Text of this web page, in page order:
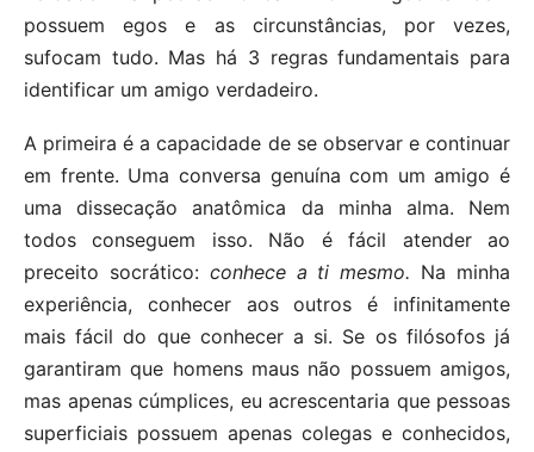
possuem egos e as circunstâncias, por vezes,
sufocam tudo. Mas há 3 regras fundamentais para
identificar um amigo verdadeiro.
A primeira é a capacidade de se observar e continuar
em frente. Uma conversa genuína com um amigo é
uma dissecação anatômica da minha alma. Nem
todos conseguem isso. Não é fácil atender ao
preceito socrático: conhece a ti mesmo. Na minha
experiência, conhecer aos outros é infinitamente
mais fácil do que conhecer a si. Se os filósofos já
garantiram que homens maus não possuem amigos,
mas apenas cúmplices, eu acrescentaria que pessoas
superficiais possuem apenas colegas e conhecidos,